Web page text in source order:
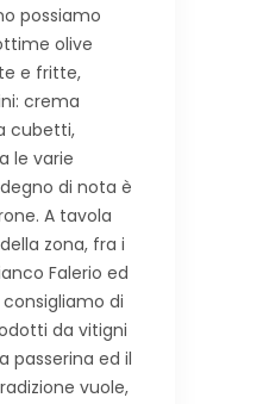
possiamo
olive
e fritte,
crema
cubetti,
le varie
di nota è
A tavola
zona, fra i
Falerio ed
consigliamo di
da vitigni
passerina ed il
vuole,